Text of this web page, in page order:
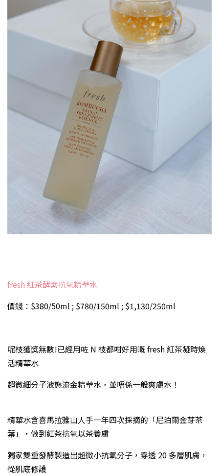
fresh 紅茶酵素抗氧精華水
價錢：$380/50ml ; $780/150ml ; $1,130/250ml
呢枝獲獎無數!已經用咗 N 枝都咁好用嘅 fresh 紅茶凝時煥
活精華水
超微細分子液態流金精華水，並唔係一般爽膚水！
精華水含喜馬拉雅山人手一年四次採摘的「尼泊爾金芽茶
葉」，做到紅茶抗氧以茶養膚
獨家雙重發酵製造出超微小抗氧分子，穿透 20 多層肌膚，
從肌底修護